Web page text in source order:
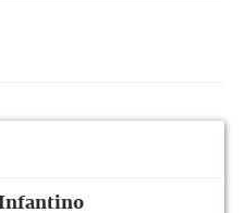
Infantino